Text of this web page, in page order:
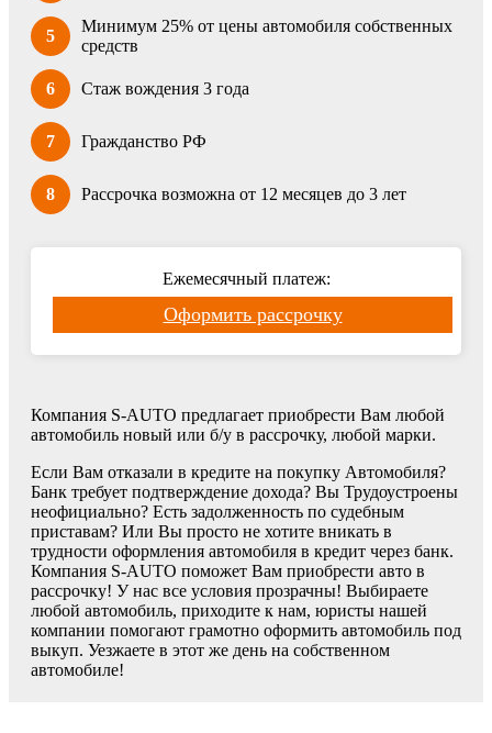
5
Минимум 25% от цены автомобиля собственных
средств
6 Стаж вождения 3 года
7 Гражданство РФ
8 Рассрочка возможна от 12 месяцев до 3 лет
Ежемесячный платеж:
Оформить рассрочку
Компания S-AUTO предлагает приобрести Вам любой
автомобиль новый или б/у в рассрочку, любой марки.
Если Вам отказали в кредите на покупку Автомобиля?
Банк требует подтверждение дохода? Вы Трудоустроены
неофициально? Есть задолженность по судебным
приставам? Или Вы просто не хотите вникать в
трудности оформления автомобиля в кредит через банк.
Компания S-AUTO поможет Вам приобрести авто в
рассрочку! У нас все условия прозрачны! Выбираете
любой автомобиль, приходите к нам, юристы нашей
компании помогают грамотно оформить автомобиль под
выкуп. Уезжаете в этот же день на собственном
автомобиле!